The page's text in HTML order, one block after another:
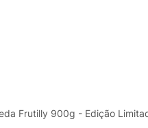
Frutilly 900g - Edição